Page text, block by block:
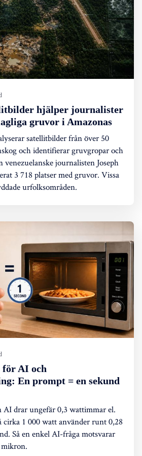
hjälper journalister
gruvor i Amazonas
satellitbilder från över 50
och identifierar gruvgropar och
journalisten Joseph
3 718 platser med gruvor. Vissa
urfolksområden.
för AI och
En prompt = en sekund
AI drar ungefär 0,3 wattimmar el.
cirka 1 000 watt använder runt 0,28
Så en enkel AI-fråga motsvarar